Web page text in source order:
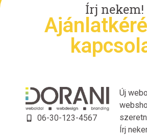
Írj nekem!
06-30-123-4567
Új
Írj